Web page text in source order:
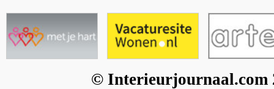
© Interieurjournaal.com